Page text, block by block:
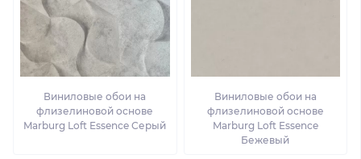
Виниловые обои на
флизелиновой основе
Marburg Loft Essence Серый
Виниловые обои на
флизелиновой основе
Marburg Loft Essence
Бежевый